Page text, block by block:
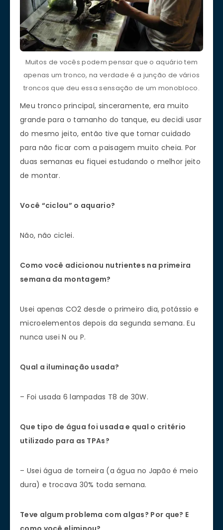
Muitos de vocês podem pensar que o aquário tem
apenas um tronco, na verdade é a junção de vários
troncos que deu essa sensação de um monobloco.
Meu tronco principal, sinceramente, era muito
grande para o tamanho do tanque, eu decidi usar
do mesmo jeito, então tive que tomar cuidado
para não ficar com a paisagem muito cheia. Por
duas semanas eu fiquei estudando o melhor jeito
de montar.
Você “ciclou” o aquario?
Não, não ciclei.
Como você adicionou nutrientes na primeira
semana da montagem?
Usei apenas CO2 desde o primeiro dia, potássio e
microelementos depois da segunda semana. Eu
nunca usei N ou P.
Qual a iluminação usada?
– Foi usada 6 lampadas T8 de 30W.
Que tipo de água foi usada e qual o critério
utilizado para as TPAs?
– Usei água de torneira (a água no Japão é meio
dura) e trocava 30% toda semana.
Teve algum problema com algas? Por que? E